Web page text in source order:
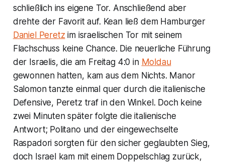
schließlich ins eigene Tor. Anschließend aber
drehte der Favorit auf. Kean ließ dem Hamburger
Daniel Peretz im israelischen Tor mit seinem
Flachschuss keine Chance. Die neuerliche Führung
der Israelis, die am Freitag 4:0 in Moldau
gewonnen hatten, kam aus dem Nichts. Manor
Salomon tanzte einmal quer durch die italienische
Defensive, Peretz traf in den Winkel. Doch keine
zwei Minuten später folgte die italienische
Antwort; Politano und der eingewechselte
Raspadori sorgten für den sicher geglaubten Sieg,
doch Israel kam mit einem Doppelschlag zurück,